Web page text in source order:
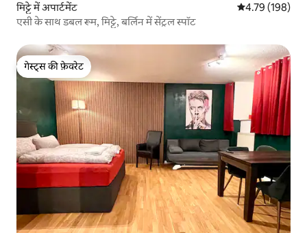
मिट्टे में अपार्टमेंट औसत रेटिंग 5 में से
4.79 (198)
एसी के साथ डबल रूम, मिट्टे, बर्लिन में सेंट्रल स्पॉट
गेस्ट्स की फ़ेवरेट
गेस्ट्स की फ़ेवरेट